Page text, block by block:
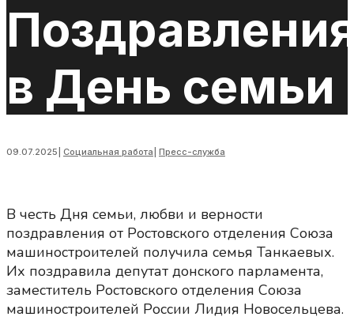
в День семьи
09.07.2025 Социальная работа Пресс-служба
В честь Дня семьи, любви и верности
поздравления от Ростовского отделения Союза
машиностроителей получила семья Танкаевых.
Их поздравила депутат донского парламента,
заместитель Ростовского отделения Союза
машиностроителей России Лидия Новосельцева.